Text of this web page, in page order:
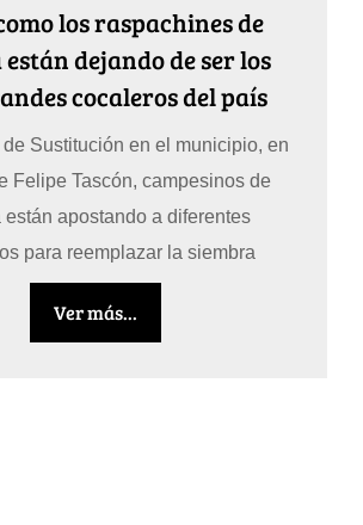
los raspachines de
dejando de ser los
cocaleros del país
Sustitución en el municipio, en
Felipe Tascón, campesinos de
están apostando a diferentes
para reemplazar la siembra
Ver más...